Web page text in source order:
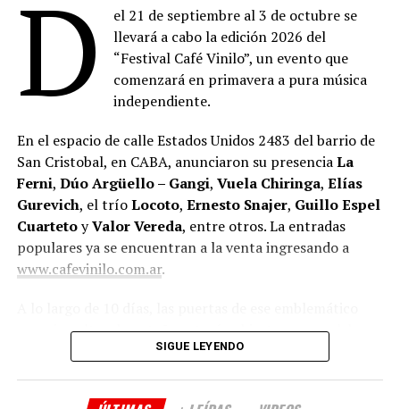
D
el 21 de septiembre al 3 de octubre se
llevará a cabo la edición 2026 del
“Festival Café Vinilo”, un evento que
comenzará en primavera a pura música
independiente.
En el espacio de calle Estados Unidos 2483 del barrio de
San Cristobal, en CABA, anunciaron su presenciaLa
Ferni, Dúo Argüello – Gangi, Vuela Chiringa, Elías
Gurevich, el tríoLocoto, Ernesto Snajer, Guillo Espel
CuartetoyValor Vereda, entre otros. La entradas
populares ya se encuentran a la venta ingresando a
www.cafevinilo.com.ar.
espacio cultural porteño estarán abiertas para celebrar
un año más de vida, haciendo partícipe a la comunidad
SIGUE LEYENDO